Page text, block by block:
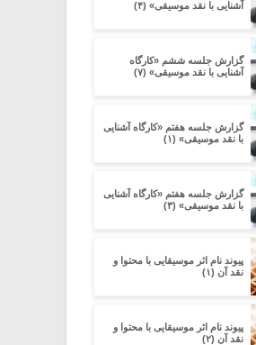
آشنایی با نقد موسیقی» (۴)
گزارش جلسه ششم «کارگاه
آشنایی با نقد موسیقی» (۷)
گزارش جلسه هفتم «کارگاه آشنایی
با نقد موسیقی» (۱)
گزارش جلسه هفتم «کارگاه آشنایی
با نقد موسیقی» (۳)
پیوند نام اثر موسیقایی با محتوا و
نقد آن (۱)
پیوند نام اثر موسیقایی با محتوا و
نقد آن (۲)